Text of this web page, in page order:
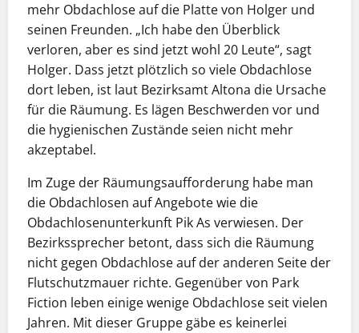
mehr Obdachlose auf die Platte von Holger und
seinen Freunden. „Ich habe den Überblick
verloren, aber es sind jetzt wohl 20 Leute“, sagt
Holger. Dass jetzt plötzlich so viele Obdachlose
dort leben, ist laut Bezirksamt Altona die Ursache
für die Räumung. Es lägen Beschwerden vor und
die hygienischen Zustände seien nicht mehr
akzeptabel.
Im Zuge der Räumungsaufforderung habe man
die Obdachlosen auf Angebote wie die
Obdachlosenunterkunft Pik As verwiesen. Der
Bezirkssprecher betont, dass sich die Räumung
nicht gegen Obdachlose auf der anderen Seite der
Flutschutzmauer richte. Gegenüber von Park
Fiction leben einige wenige Obdachlose seit vielen
Jahren. Mit dieser Gruppe gäbe es keinerlei